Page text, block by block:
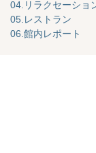
04.リラクセーショ
05.レストラン
06.館内レポート